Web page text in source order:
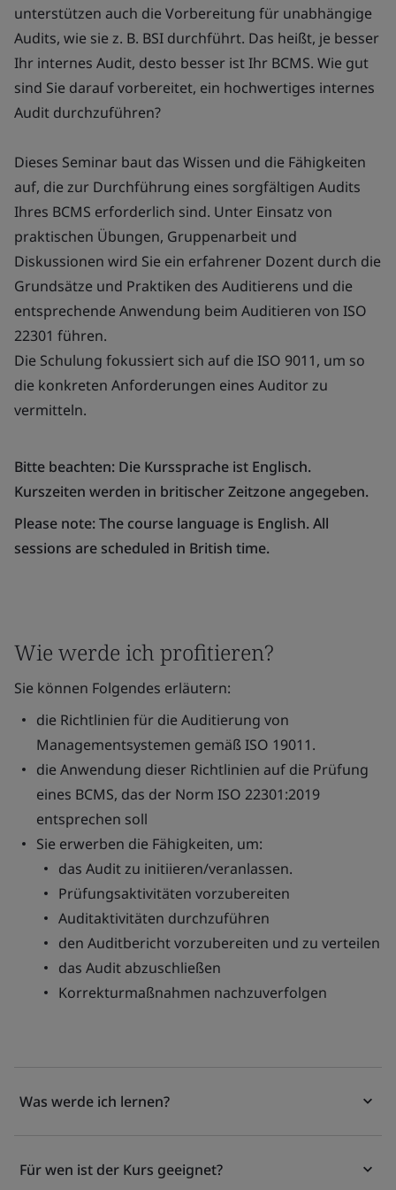
unterstützen auch die Vorbereitung für unabhängige
Audits, wie sie z. B. BSI durchführt. Das heißt, je besser
Ihr internes Audit, desto besser ist Ihr BCMS. Wie gut
sind Sie darauf vorbereitet, ein hochwertiges internes
Audit durchzuführen?
Dieses Seminar baut das Wissen und die Fähigkeiten
auf, die zur Durchführung eines sorgfältigen Audits
Ihres BCMS erforderlich sind. Unter Einsatz von
praktischen Übungen, Gruppenarbeit und
Diskussionen wird Sie ein erfahrener Dozent durch die
Grundsätze und Praktiken des Auditierens und die
entsprechende Anwendung beim Auditieren von ISO
22301 führen.
Die Schulung fokussiert sich auf die ISO 9011, um so
die konkreten Anforderungen eines Auditor zu
vermitteln.
Bitte beachten: Die Kurssprache ist Englisch.
Kurszeiten werden in britischer Zeitzone angegeben.
Please note: The course language is English. All
sessions are scheduled in British time.
Wie werde ich profitieren?
Sie können Folgendes erläutern:
die Richtlinien für die Auditierung von
Managementsystemen gemäß ISO 19011.
die Anwendung dieser Richtlinien auf die Prüfung
eines BCMS, das der Norm ISO 22301:2019
entsprechen soll
Sie erwerben die Fähigkeiten, um:
das Audit zu initiieren/veranlassen.
Prüfungsaktivitäten vorzubereiten
Auditaktivitäten durchzuführen
den Auditbericht vorzubereiten und zu verteilen
das Audit abzuschließen
Korrekturmaßnahmen nachzuverfolgen
Was werde ich lernen?
Für wen ist der Kurs geeignet?